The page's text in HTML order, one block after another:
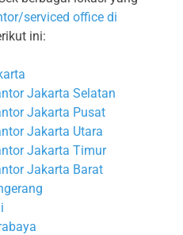
serviced office di
ini:
Jakarta Selatan
Jakarta Pusat
Jakarta Utara
Jakarta Timur
Jakarta Barat